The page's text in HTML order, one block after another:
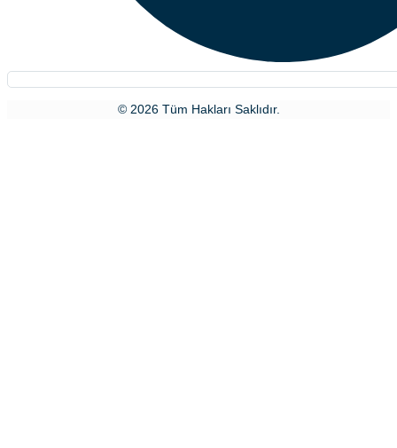
© 2026 Tüm Hakları Saklıdır.